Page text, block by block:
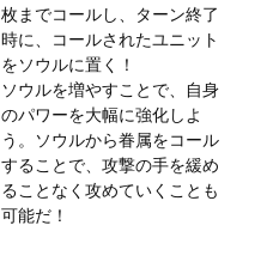
枚までコールし、ターン終了
時に、コールされたユニット
をソウルに置く！
ソウルを増やすことで、自身
のパワーを大幅に強化しよ
う。ソウルから眷属をコール
することで、攻撃の手を緩め
ることなく攻めていくことも
可能だ！